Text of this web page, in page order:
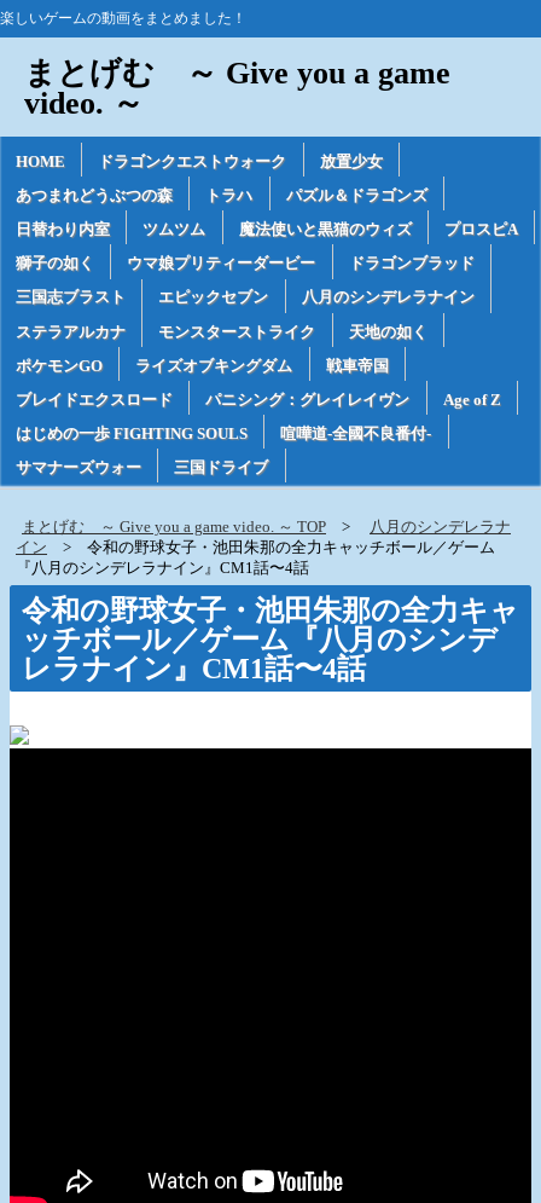
楽しいゲームの動画をまとめました！
まとげむ ～ Give you a game
video. ～
HOME ドラゴンクエストウォーク
放置少女
あつまれどうぶつの森
トラハ
パズル＆ドラゴンズ
日替わり内室
ツムツム 魔法使いと黒猫のウィズ
プロスピA
獅子の如く
ウマ娘プリティーダービー
ドラゴンブラッド
三国志ブラスト
エピックセブン
八月のシンデレラナイン
ステラアルカナ
モンスターストライク
天地の如く
ポケモンGO
ライズオブキングダム
戦車帝国
ブレイドエクスロード
パニシング：グレイレイヴン
Age of Z
はじめの一歩 FIGHTING SOULS
喧嘩道-全國不良番付-
サマナーズウォー
三国ドライブ
まとげむ ～ Give you a game video. ～ TOP
八月のシンデレラナ
イン
令和の野球女子・池田朱那の全力キャッチボール／ゲーム
『八月のシンデレラナイン』CM1話〜4話
令和の野球女子・池田朱那の全力キャ
ッチボール／ゲーム『八月のシンデ
レラナイン』CM1話〜4話